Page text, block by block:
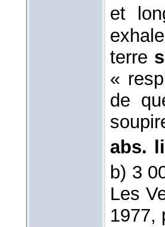
et
terre
«
de
abs.
b) 3
Les
1977,